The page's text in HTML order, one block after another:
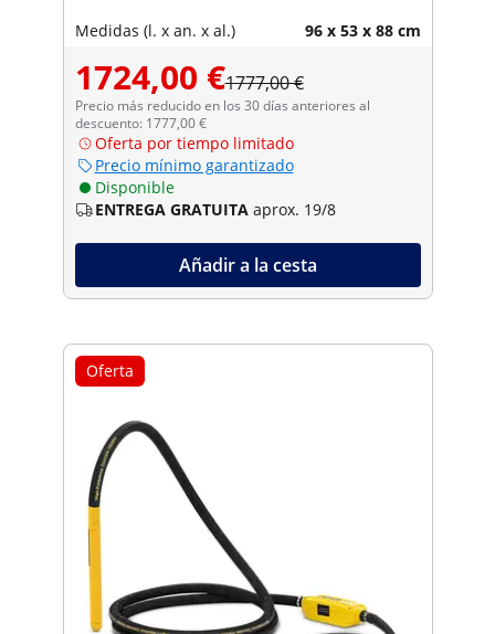
Medidas (l. x an. x al.) 96 x 53 x 88 cm
1724,00 €1777,00 €
Precio más reducido en los 30 días anteriores al
descuento: 1777,00 €
Oferta por tiempo limitado
Precio mínimo garantizado
Disponible
ENTREGA GRATUITA aprox. 19/8
Añadir a la cesta
Oferta